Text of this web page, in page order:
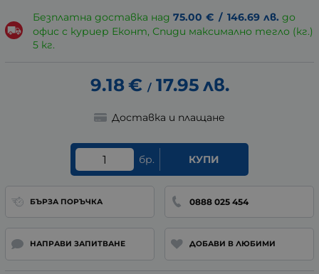
Безплатна доставка над 75.00 € / 146.69 лв. до
офис с куриер Еконт, Спиди максимално тегло (кг.)
5 кг.
9.18€ / 17.95 лв.
Доставка и плащане
бр. КУПИ
БЪРЗА ПОРЪЧКА 0888 025 454
НАПРАВИ ЗАПИТВАНЕ ДОБАВИ В ЛЮБИМИ